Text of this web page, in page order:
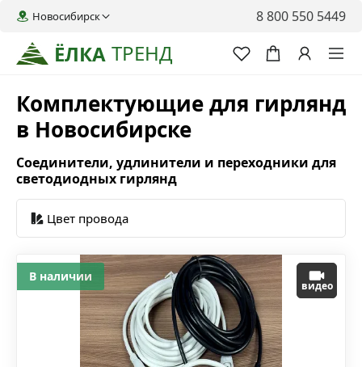
ЁЛКА ТРЕНД
Новосибирск 8 800 550 5449
Комплектующие для гирлянд
в Новосибирске
Соединители, удлинители и переходники для
светодиодных гирлянд
Цвет провода
видео
В наличии